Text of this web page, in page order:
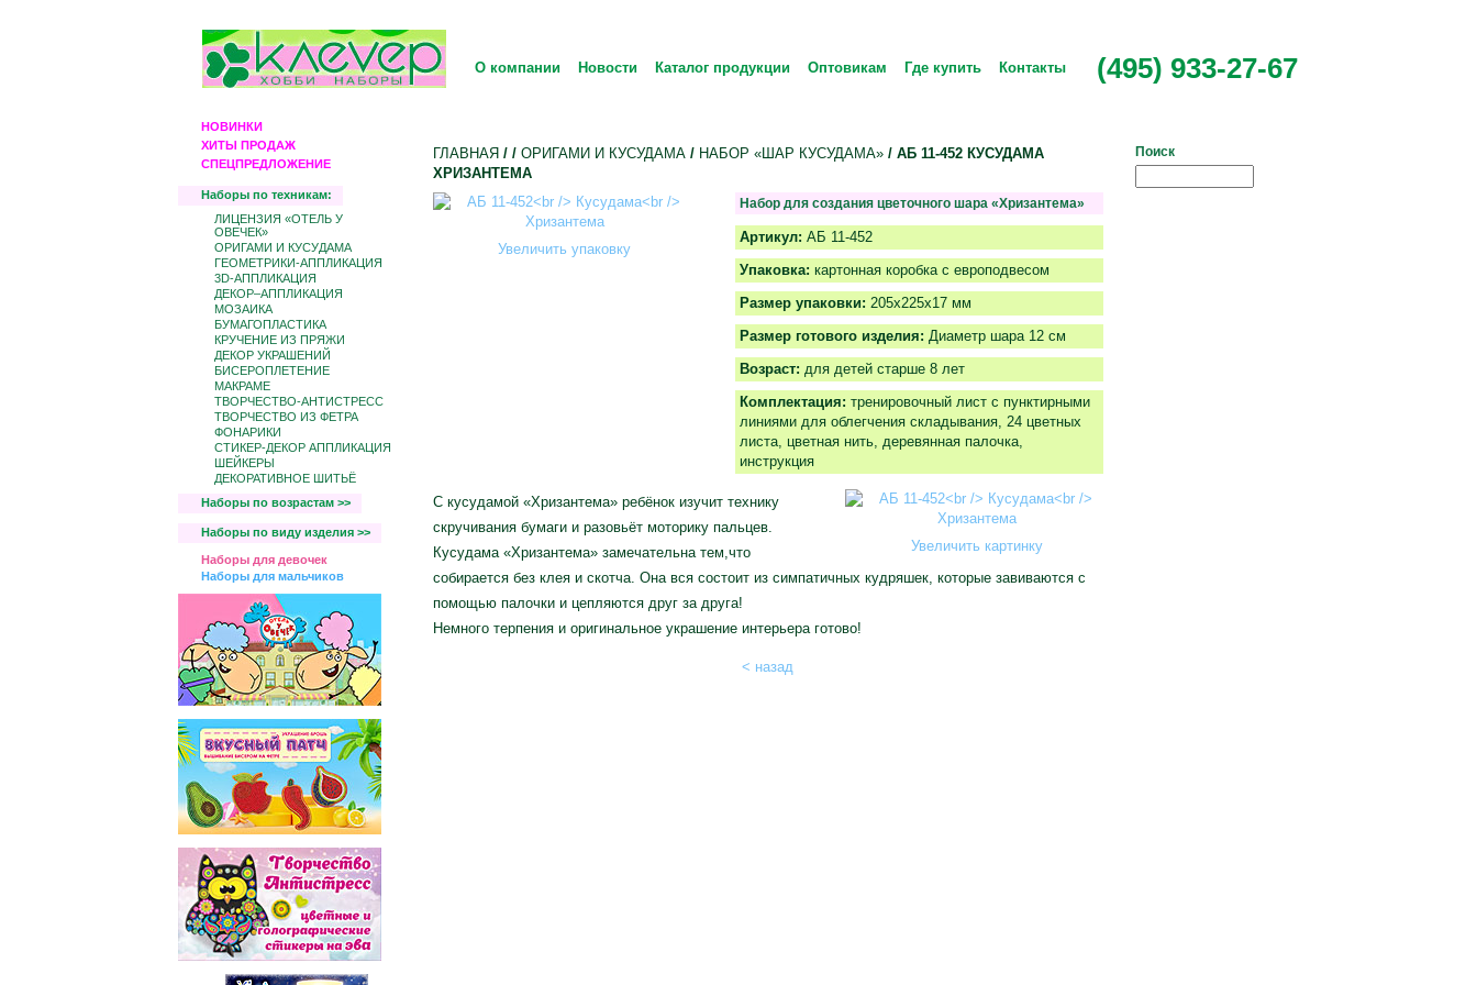
О компании Новости Каталог продукции Оптовикам Где купить Контакты (495) 933-27-67
НОВИНКИ
ХИТЫ ПРОДАЖ
СПЕЦПРЕДЛОЖЕНИЕ
Наборы по техникам:
ЛИЦЕНЗИЯ «ОТЕЛЬ У
ОВЕЧЕК»
ОРИГАМИ И КУСУДАМА
ГЕОМЕТРИКИ-АППЛИКАЦИЯ
3D-АППЛИКАЦИЯ
ДЕКОР–АППЛИКАЦИЯ
МОЗАИКА
БУМАГОПЛАСТИКА
КРУЧЕНИЕ ИЗ ПРЯЖИ
ДЕКОР УКРАШЕНИЙ
БИCЕРОПЛЕТЕНИЕ
МАКРАМЕ
ТВОРЧЕСТВО-АНТИСТРЕСС
ТВОРЧЕСТВО ИЗ ФЕТРА
ФОНАРИКИ
СТИКЕР-ДЕКОР АППЛИКАЦИЯ
ШЕЙКЕРЫ
ДЕКОРАТИВНОЕ ШИТЬЁ
Наборы по возрастам >>
Наборы по виду изделия >>
Наборы для девочек
Наборы для мальчиков
ГЛАВНАЯ / / ОРИГАМИ И КУСУДАМА/ НАБОР «ШАР КУСУДАМА»/ АБ 11-452 КУСУДАМА
ХРИЗАНТЕМА
Увеличить упаковку
Набор для создания цветочного шара «Хризантема»
Артикул: АБ 11-452
Упаковка: картонная коробка с европодвесом
Размер упаковки: 205х225х17 мм
Размер готового изделия: Диаметр шара 12 см
Возраст: для детей старше 8 лет
Комплектация: тренировочный лист с пунктирными
линиями для облегчения складывания, 24 цветных
листа, цветная нить, деревянная палочка,
инструкция
Увеличить картинку
С кусудамой «Хризантема» ребёнок изучит технику
скручивания бумаги и разовьёт моторику пальцев.
Кусудама «Хризантема» замечательна тем,что
собирается без клея и скотча. Она вся состоит из симпатичных кудряшек, которые завиваются с
помощью палочки и цепляются друг за друга!
Немного терпения и оригинальное украшение интерьера готово!
< назад
Поиск